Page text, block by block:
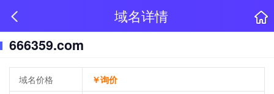
域名详情
666359.com
域名价格
￥询价